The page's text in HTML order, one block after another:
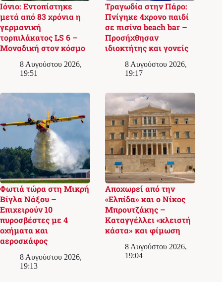
Ιόνιο: Εντοπίστηκε
μετά από 83 χρόνια η
γερμανική
τορπιλάκατος LS 6 –
Μοναδική στον κόσμο
8 Αυγούστου 2026,
19:51
Τραγωδία στην Πάρο:
Πνίγηκε 4χρονο παιδί
σε πισίνα beach bar –
Προσήχθησαν
ιδιοκτήτης και γονείς
8 Αυγούστου 2026,
19:17
Φωτιά τώρα στη Μικρή
Βίγλα Νάξου –
Επιχειρούν 10
πυροσβέστες με 4
οχήματα και
αεροσκάφος
8 Αυγούστου 2026,
19:13
Αποχωρεί από την
«Ελπίδα» και ο Νίκος
Μπρουτζάκης –
Καταγγέλλει «κλειστή
κάστα» και φίμωση
8 Αυγούστου 2026,
19:04